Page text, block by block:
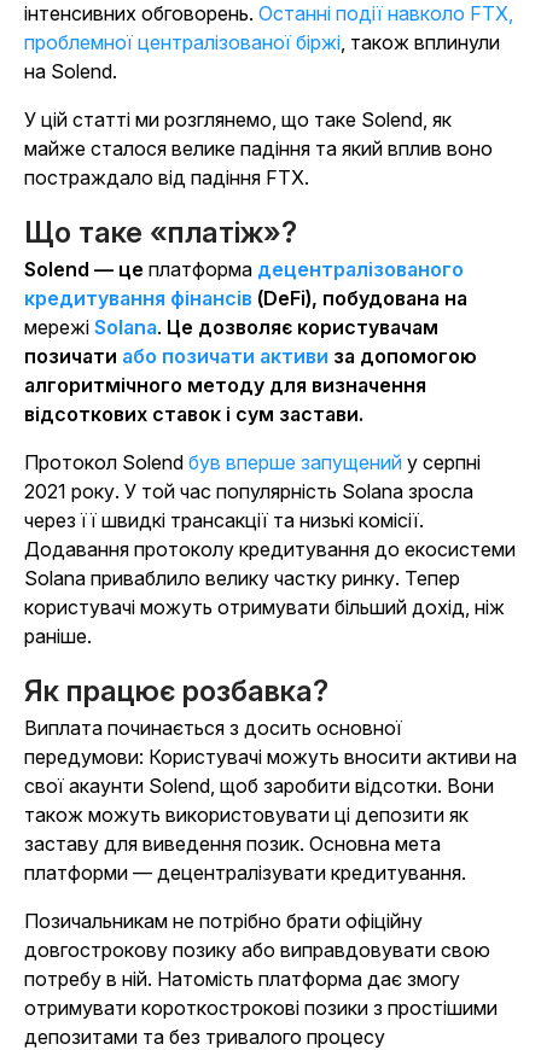
інтенсивних обговорень. Останні події навколо FTX,
проблемної централізованої біржі, також вплинули
на Solend.
У цій статті ми розглянемо, що таке Solend, як
майже сталося велике падіння та який вплив воно
постраждало від падіння FTX.
Що таке «платіж»?
Solend — це платформа децентралізованого
кредитування фінансів (DeFi), побудована на
мережі Solana. Це дозволяє користувачам
позичати або позичати активи за допомогою
алгоритмічного методу для визначення
відсоткових ставок і сум застави.
Протокол Solend був вперше запущений у серпні
2021 року. У той час популярність Solana зросла
через її швидкі трансакції та низькі комісії.
Додавання протоколу кредитування до екосистеми
Solana приваблило велику частку ринку. Тепер
користувачі можуть отримувати більший дохід, ніж
раніше.
Як працює розбавка?
Виплата починається з досить основної
передумови: Користувачі можуть вносити активи на
свої акаунти Solend, щоб заробити відсотки. Вони
також можуть використовувати ці депозити як
заставу для виведення позик. Основна мета
платформи — децентралізувати кредитування.
Позичальникам не потрібно брати офіційну
довгострокову позику або виправдовувати свою
потребу в ній. Натомість платформа дає змогу
отримувати короткострокові позики з простішими
депозитами та без тривалого процесу